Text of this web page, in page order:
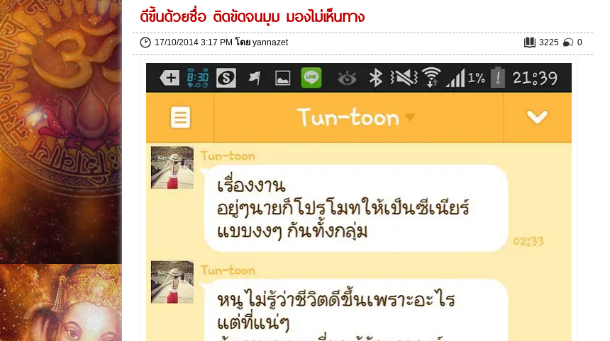
ดีขึ้นด้วยชื่อ ติดขัดจนมุม มองไม่เห็นทาง
17/10/2014 3:17 PM โดย yannazet 0
3225